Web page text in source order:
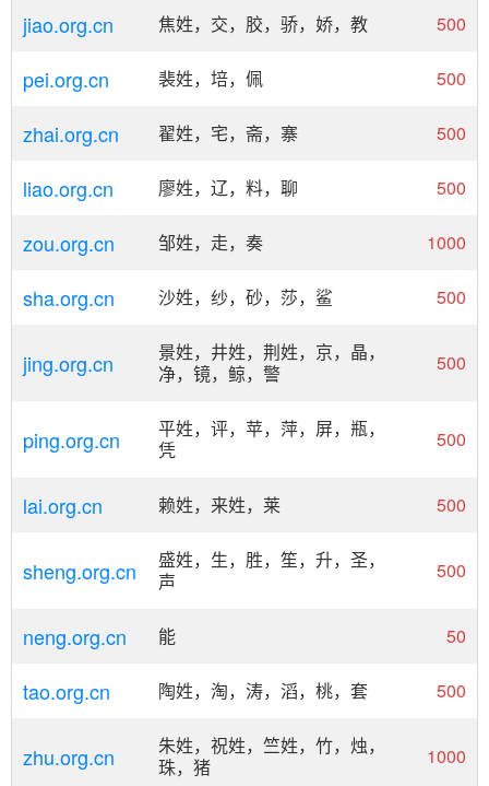
jiao.org.cn 焦姓，交，胶，骄，娇，教 500
pei.org.cn 裴姓，培，佩 500
zhai.org.cn 翟姓，宅，斋，寨 500
liao.org.cn 廖姓，辽，料，聊 500
zou.org.cn 邹姓，走，奏 1000
sha.org.cn 沙姓，纱，砂，莎，鲨 500
jing.org.cn
景姓，井姓，荆姓，京，晶，
净，镜，鲸，警
500
ping.org.cn
平姓，评，苹，萍，屏，瓶，
凭
500
lai.org.cn 赖姓，来姓，莱 500
sheng.org.cn
盛姓，生，胜，笙，升，圣，
声
500
neng.org.cn 能 50
tao.org.cn 陶姓，淘，涛，滔，桃，套 500
zhu.org.cn
朱姓，祝姓，竺姓，竹，烛，
珠，猪
1000